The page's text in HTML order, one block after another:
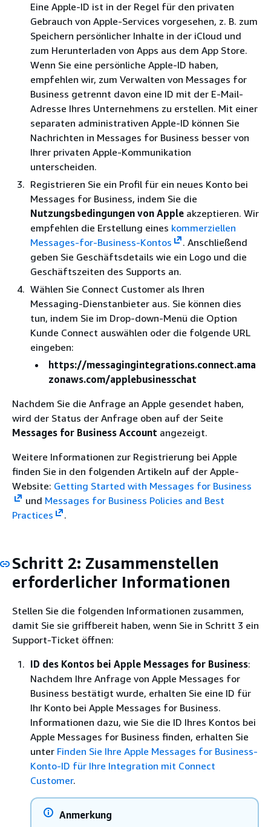
Eine Apple-ID ist in der Regel für den privaten
Gebrauch von Apple-Services vorgesehen, z. B. zum
Speichern persönlicher Inhalte in der iCloud und
zum Herunterladen von Apps aus dem App Store.
Wenn Sie eine persönliche Apple-ID haben,
empfehlen wir, zum Verwalten von Messages for
Business getrennt davon eine ID mit der E-Mail-
Adresse Ihres Unternehmens zu erstellen. Mit einer
separaten administrativen Apple-ID können Sie
Nachrichten in Messages for Business besser von
Ihrer privaten Apple-Kommunikation
unterscheiden.
Registrieren Sie ein Profil für ein neues Konto bei
Messages for Business, indem Sie die
Nutzungsbedingungen von Apple akzeptieren. Wir
empfehlen die Erstellung eines kommerziellen
Messages-for-Business-Kontos
. Anschließend
geben Sie Geschäftsdetails wie ein Logo und die
Geschäftszeiten des Supports an.
Wählen Sie Connect Customer als Ihren
Messaging-Dienstanbieter aus. Sie können dies
tun, indem Sie im Drop-down-Menü die Option
Kunde Connect auswählen oder die folgende URL
eingeben:
https://messagingintegrations.connect.ama
zonaws.com/applebusinesschat
Nachdem Sie die Anfrage an Apple gesendet haben,
wird der Status der Anfrage oben auf der Seite
Messages for Business Account angezeigt.
Weitere Informationen zur Registrierung bei Apple
finden Sie in den folgenden Artikeln auf der Apple-
Website: Getting Started with Messages for Business
und Messages for Business Policies and Best
Practices
.
Schritt 2: Zusammenstellen
erforderlicher Informationen
Stellen Sie die folgenden Informationen zusammen,
damit Sie sie griffbereit haben, wenn Sie in Schritt 3 ein
Support-Ticket öffnen:
ID des Kontos bei Apple Messages for Business:
Nachdem Ihre Anfrage von Apple Messages for
Business bestätigt wurde, erhalten Sie eine ID für
Ihr Konto bei Apple Messages for Business.
Informationen dazu, wie Sie die ID Ihres Kontos bei
Apple Messages for Business finden, erhalten Sie
unter Finden Sie Ihre Apple Messages for Business-
Konto-ID für Ihre Integration mit Connect
Customer.
Anmerkung